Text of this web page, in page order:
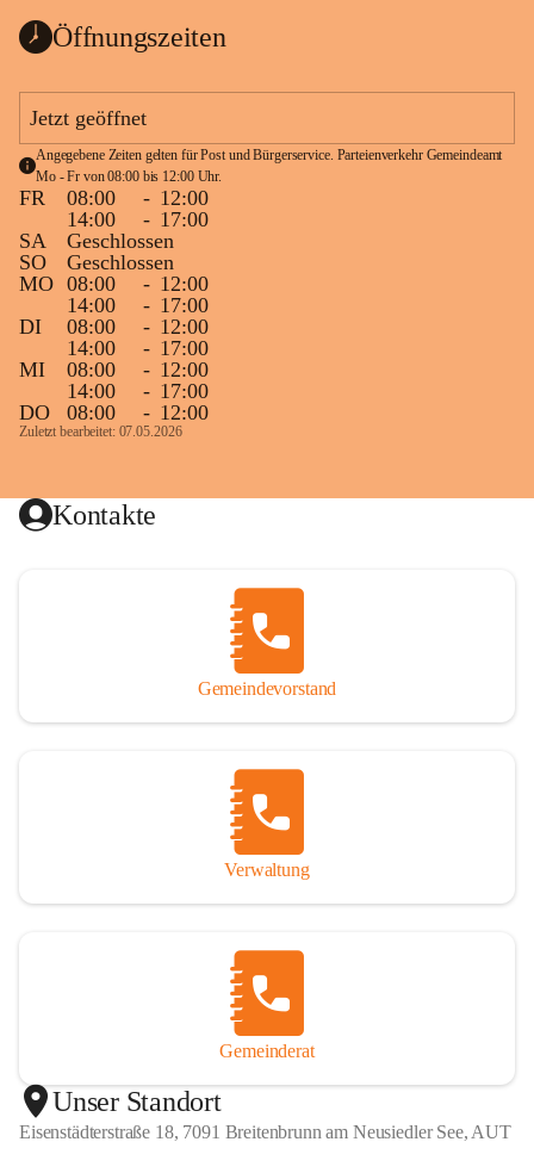
Öffnungszeiten
Jetzt geöffnet
Angegebene Zeiten gelten für Post und Bürgerservice. Parteienverkehr Gemeindeamt
Mo - Fr von 08:00 bis 12:00 Uhr.
FR 08:00 - 12:00
14:00
- 17:00
SA
Geschlossen
SO
Geschlossen
MO 08:00 - 12:00
14:00
- 17:00
DI
08:00 - 12:00
14:00
- 17:00
MI
08:00 - 12:00
14:00
- 17:00
DO
08:00 - 12:00
Zuletzt bearbeitet: 07.05.2026
Kontakte
Gemeindevorstand
Verwaltung
Gemeinderat
Unser Standort
Eisenstädterstraße 18, 7091 Breitenbrunn am Neusiedler See, AUT